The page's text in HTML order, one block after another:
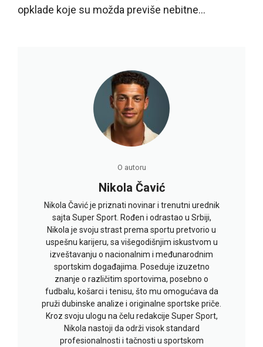
opklade koje su možda previše nebitne…
O autoru
Nikola Čavić
Nikola Čavić je priznati novinar i trenutni urednik
sajta Super Sport. Rođen i odrastao u Srbiji,
Nikola je svoju strast prema sportu pretvorio u
uspešnu karijeru, sa višegodišnjim iskustvom u
izveštavanju o nacionalnim i međunarodnim
sportskim događajima. Poseduje izuzetno
znanje o različitim sportovima, posebno o
fudbalu, košarci i tenisu, što mu omogućava da
pruži dubinske analize i originalne sportske priče.
Kroz svoju ulogu na čelu redakcije Super Sport,
Nikola nastoji da održi visok standard
profesionalnosti i tačnosti u sportskom